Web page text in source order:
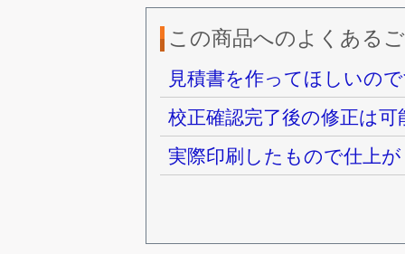
この商品へのよくある
見積書を作ってほしいの
校正確認完了後の修正は
実際印刷したもので仕上